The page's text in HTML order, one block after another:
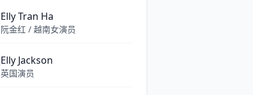
Elly Tran Ha
阮金红 / 越南女演员
Elly Jackson
英国演员